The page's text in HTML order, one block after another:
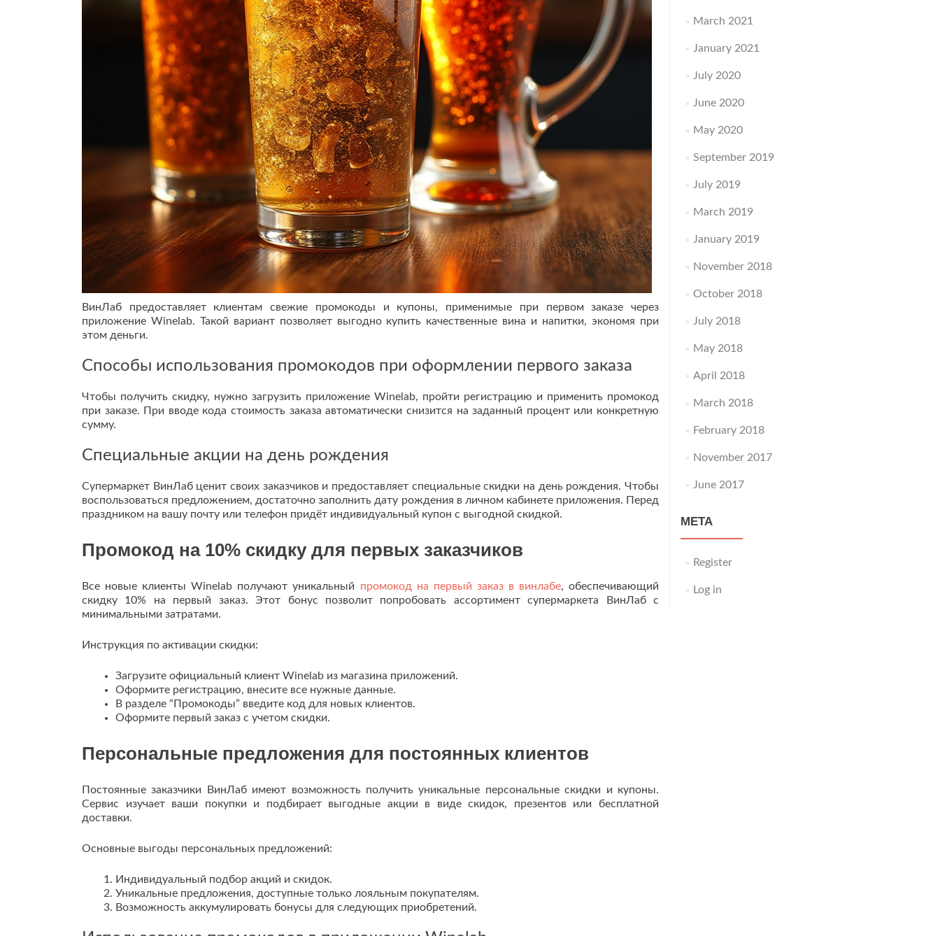
ВинЛаб предоставляет клиентам свежие промокоды и купоны, применимые при первом заказе через
приложение Winelab. Такой вариант позволяет выгодно купить качественные вина и напитки, экономя при
этом деньги.
Способы использования промокодов при оформлении первого заказа
Чтобы получить скидку, нужно загрузить приложение Winelab, пройти регистрацию и применить промокод
при заказе. При вводе кода стоимость заказа автоматически снизится на заданный процент или конкретную
сумму.
Специальные акции на день рождения
Супермаркет ВинЛаб ценит своих заказчиков и предоставляет специальные скидки на день рождения. Чтобы
воспользоваться предложением, достаточно заполнить дату рождения в личном кабинете приложения. Перед
праздником на вашу почту или телефон придёт индивидуальный купон с выгодной скидкой.
Промокод на 10% скидку для первых заказчиков
Все новые клиенты Winelab получают уникальный промокод на первый заказ в винлабе, обеспечивающий
скидку 10% на первый заказ. Этот бонус позволит попробовать ассортимент супермаркета ВинЛаб с
минимальными затратами.
Инструкция по активации скидки:
Загрузите официальный клиент Winelab из магазина приложений.
Оформите регистрацию, внесите все нужные данные.
В разделе “Промокоды” введите код для новых клиентов.
Оформите первый заказ с учетом скидки.
Персональные предложения для постоянных клиентов
Постоянные заказчики ВинЛаб имеют возможность получить уникальные персональные скидки и купоны.
Сервис изучает ваши покупки и подбирает выгодные акции в виде скидок, презентов или бесплатной
доставки.
Основные выгоды персональных предложений:
Индивидуальный подбор акций и скидок.
Уникальные предложения, доступные только лояльным покупателям.
Возможность аккумулировать бонусы для следующих приобретений.
March 2021
January 2021
July 2020
June 2020
May 2020
September 2019
July 2019
March 2019
January 2019
November 2018
October 2018
July 2018
May 2018
April 2018
March 2018
February 2018
November 2017
June 2017
META
Register
Log in